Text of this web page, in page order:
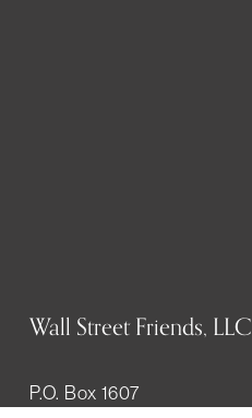
Wall Street Friends, LLC
P.O. Box 1607